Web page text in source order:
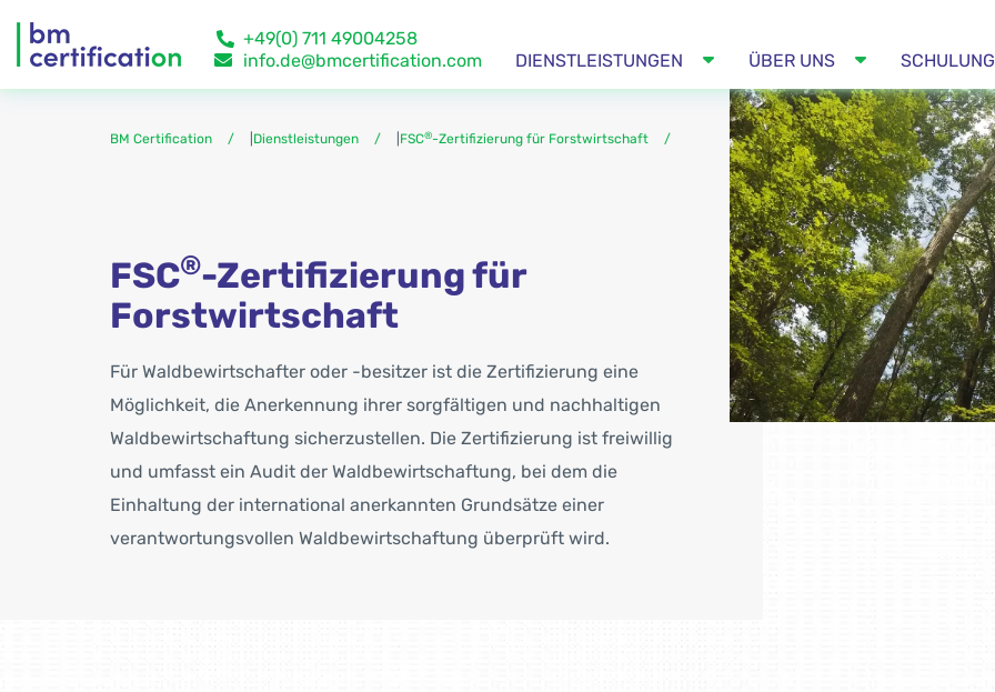
+49(0) 711 49004258
info.de@bmcertification.com
DIENSTLEISTUNGEN ÜBER UNS
BM Certification Dienstleistungen FSC®-Zertifizierung für Forstwirtschaft
FSC®-Zertifizierung für
Forstwirtschaft
Für Waldbewirtschafter oder -besitzer ist die Zertifizierung eine
Möglichkeit, die Anerkennung ihrer sorgfältigen und nachhaltigen
Waldbewirtschaftung sicherzustellen. Die Zertifizierung ist freiwillig
und umfasst ein Audit der Waldbewirtschaftung, bei dem die
Einhaltung der international anerkannten Grundsätze einer
verantwortungsvollen Waldbewirtschaftung überprüft wird.